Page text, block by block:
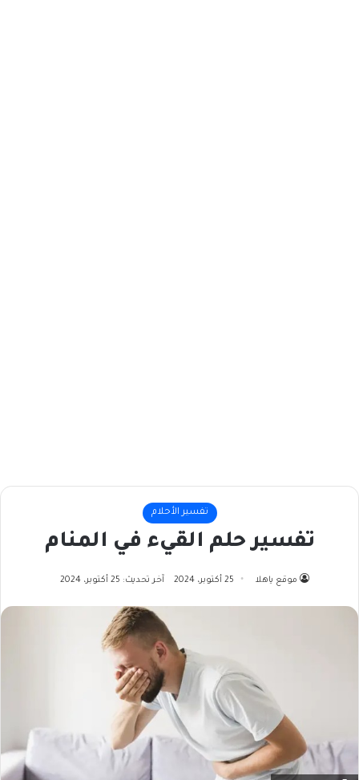
تفسير الأحلام
تفسير حلم القيء في المنام
موقع ياهلا 25 أكتوبر، 2024 آخر تحديث: 25 أكتوبر، 2024